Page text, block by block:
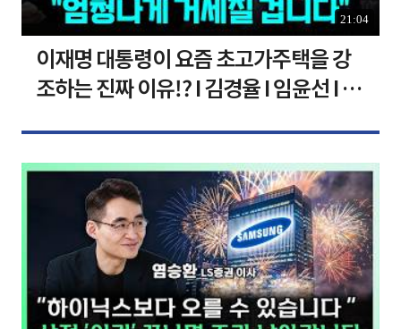
21:04
이재명 대통령이 요즘 초고가주택을 강
조하는 진짜 이유!? I 김경율 I 임윤선 I 정